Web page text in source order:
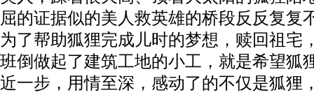
屈的证据似的美人救英雄的桥段反反复复
为了帮助狐狸完成儿时的梦想，赎回祖宅
班倒做起了建筑工地的小工，就是希望狐
近一步，用情至深，感动了的不仅是狐狸